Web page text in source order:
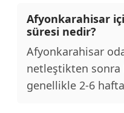
Afyonkarahisar
süresi nedir?
Afyonkarahisar
netleştikten sonra
genellikle 2-6 hafta